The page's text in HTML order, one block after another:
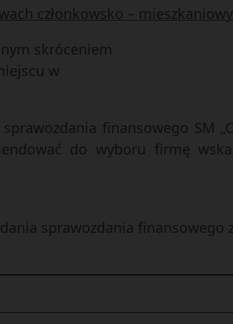
członkowsko –
skróceniem
w
finansowego SM
do wyboru firmę
sprawozdania finansowego